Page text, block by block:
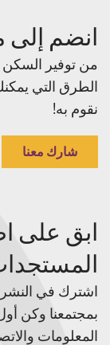
انضم إلى
من توفير السكن
الطرق التي
نقوم به!
شارك معنا
ابق على
اشترك في النشرة
بمجتمعنا وكن
المعلومات